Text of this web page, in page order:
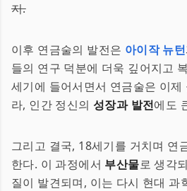
지.
이후 연금술의 발전은 아이작 뉴턴
들의 연구 덕분에 더욱 깊어지고
세기에 들어서면서 연금술은 이제
라, 인간 정신의 성장과 발전에도
그리고 결국, 18세기를 거치며 연
한다. 이 과정에서 부산물로 생각
질이 발견되며, 이는 다시 현대 과